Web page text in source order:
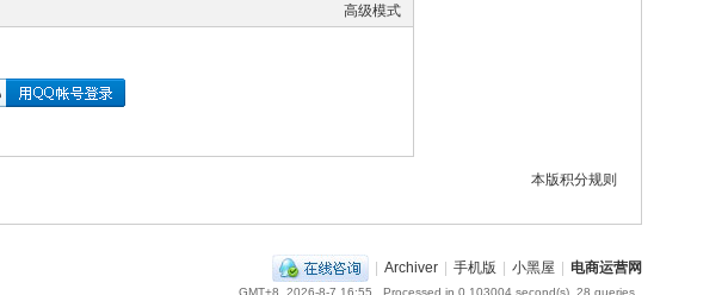
高级模式
本版积分规则
| Archiver | 手机版 | 小黑屋 | 电商运营网
GMT+8, 2026-8-7 16:55 , Processed in 0.103004 second(s), 28 queries .